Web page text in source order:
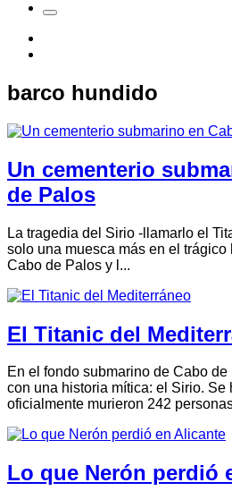
barco hundido
Un cementerio
de Palos
La tragedia del Sirio -llamarlo el
solo una muesca más en el
Cabo de Palos y l...
El Titanic del
En el fondo submarino de Cabo
con una historia mítica: el Sirio. Se
oficialmente murieron 242
Lo que Nerón perdió